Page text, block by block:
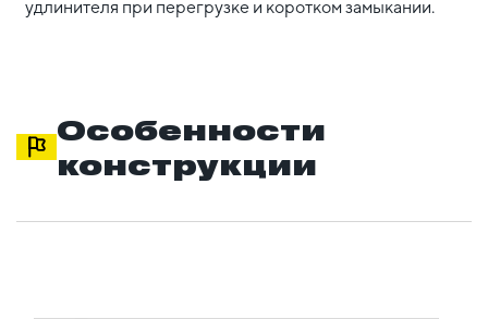
удлинителя при перегрузке и коротком замыкании.
Особенности
конструкции